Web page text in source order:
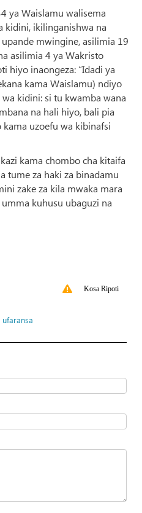
ya Waislamu walisema
kidini, ikilinganishwa na
mwingine, asilimia 19
asilimia 4 ya Wakristo
hiyo inaongeza: “Idadi ya
kama Waislamu) ndiyo
kidini: si tu kwamba wana
na hali hiyo, bali pia
uzoefu wa kibinafsi
kama chombo cha kitaifa
tume za haki za binadamu
zake za kila mwaka mara
kuhusu ubaguzi na
Kosa Ripoti
ufaransa